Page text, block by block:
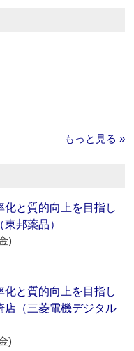
もっと見る »
化と質的向上を目指し
邦薬品）
)
化と質的向上を目指し
店（三菱電機デジタル
)